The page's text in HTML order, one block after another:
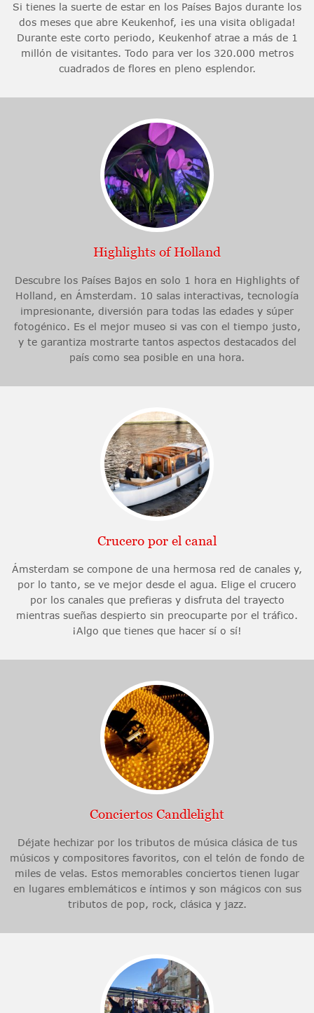
Si tienes la suerte de estar en los Países Bajos durante los
dos meses que abre Keukenhof, ¡es una visita obligada!
Durante este corto periodo, Keukenhof atrae a más de 1
millón de visitantes. Todo para ver los 320.000 metros
cuadrados de flores en pleno esplendor.
Highlights of Holland
Descubre los Países Bajos en solo 1 hora en Highlights of
Holland, en Ámsterdam. 10 salas interactivas, tecnología
impresionante, diversión para todas las edades y súper
fotogénico. Es el mejor museo si vas con el tiempo justo,
y te garantiza mostrarte tantos aspectos destacados del
país como sea posible en una hora.
Crucero por el canal
Ámsterdam se compone de una hermosa red de canales y,
por lo tanto, se ve mejor desde el agua. Elige el crucero
por los canales que prefieras y disfruta del trayecto
mientras sueñas despierto sin preocuparte por el tráfico.
¡Algo que tienes que hacer sí o sí!
Conciertos Candlelight
Déjate hechizar por los tributos de música clásica de tus
músicos y compositores favoritos, con el telón de fondo de
miles de velas. Estos memorables conciertos tienen lugar
en lugares emblemáticos e íntimos y son mágicos con sus
tributos de pop, rock, clásica y jazz.